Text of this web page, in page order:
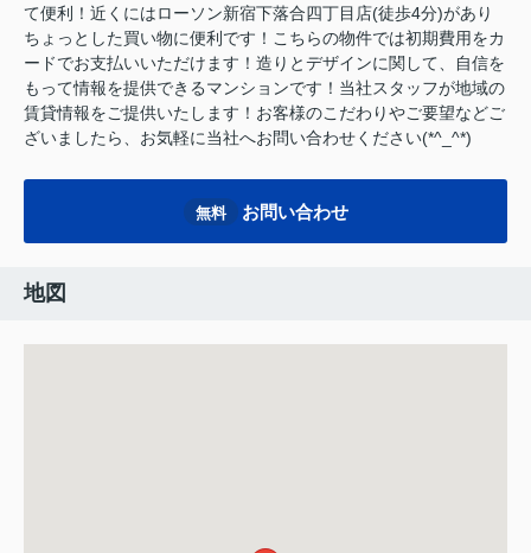
て便利！近くにはローソン新宿下落合四丁目店(徒歩4分)があり
ちょっとした買い物に便利です！こちらの物件では初期費用をカ
ードでお支払いいただけます！造りとデザインに関して、自信を
もって情報を提供できるマンションです！当社スタッフが地域の
賃貸情報をご提供いたします！お客様のこだわりやご要望などご
ざいましたら、お気軽に当社へお問い合わせください(*^_^*)
無料 お問い合わせ
地図